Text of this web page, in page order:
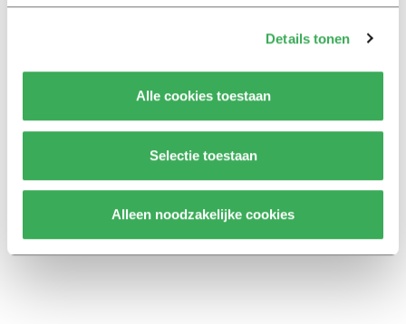
Details tonen
Alle cookies toestaan
Selectie toestaan
Alleen noodzakelijke cookies
het prompt gebeuren.
geven “omwille van fraudebestendigheid”. “Ik kan uw
vraag dan ook niet beantwoorden”, zegt de minister.
HOP, Bas Belleman